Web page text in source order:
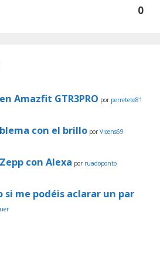
0
Amazfit GTR3PRO por perretete81
con el brillo porVicens69
con Alexa por ruadoponto
si me podéis aclarar un par